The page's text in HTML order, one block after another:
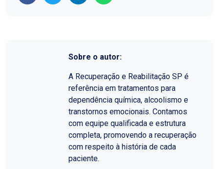
Sobre o autor:
A Recuperação e Reabilitação SP é
referência em tratamentos para
dependência química, alcoolismo e
transtornos emocionais. Contamos
com equipe qualificada e estrutura
completa, promovendo a recuperação
com respeito à história de cada
paciente.